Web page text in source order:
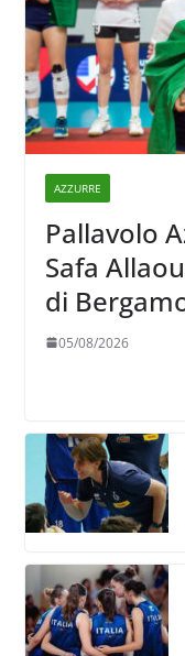
AZZURRE
Pallavolo
Safa
di
collegiale
05/08/2026